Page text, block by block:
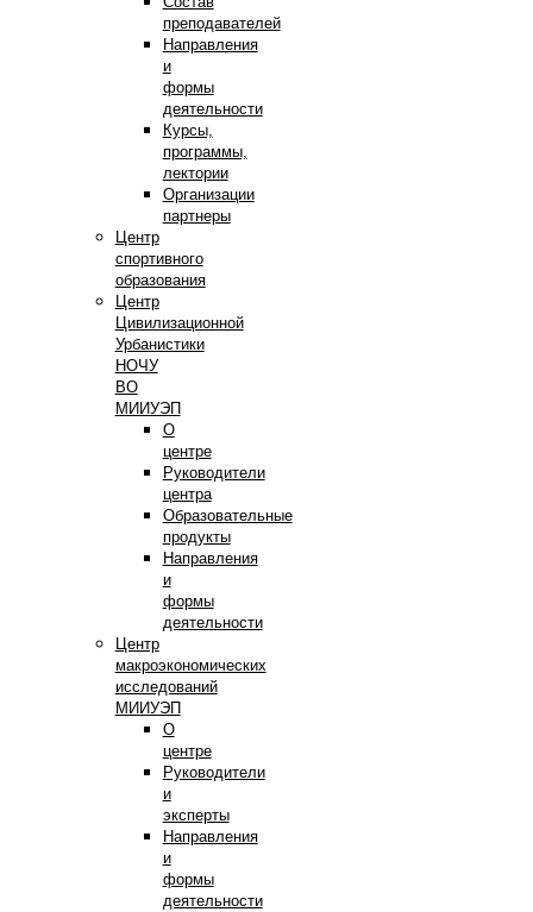
преподавателей
Направления
и
формы
деятельности
Курсы,
программы,
лектории
Организации
партнеры
Центр
спортивного
образования
Центр
Цивилизационной
Урбанистики
НОЧУ
ВО
МИИУЭП
О
центре
Руководители
центра
Образовательные
продукты
Направления
и
формы
деятельности
Центр
макроэкономических
исследований
МИИУЭП
О
центре
Руководители
и
эксперты
Направления
и
формы
деятельности